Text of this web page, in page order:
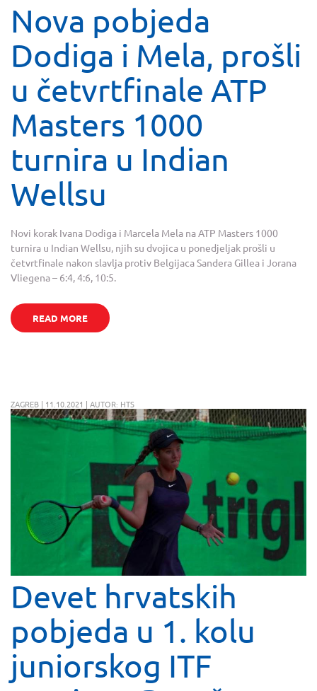
Nova pobjeda
Dodiga i Mela, prošli
u četvrtfinale ATP
Masters 1000
turnira u Indian
Wellsu
Novi korak Ivana Dodiga i Marcela Mela na ATP Masters 1000
turnira u Indian Wellsu, njih su dvojica u ponedjeljak prošli u
četvrtfinale nakon slavlja protiv Belgijaca Sandera Gillea i Jorana
Vliegena – 6:4, 4:6, 10:5.
READ MORE
ZAGREB | 11.10.2021 | AUTOR: HTS
Devet hrvatskih
pobjeda u 1. kolu
juniorskog ITF